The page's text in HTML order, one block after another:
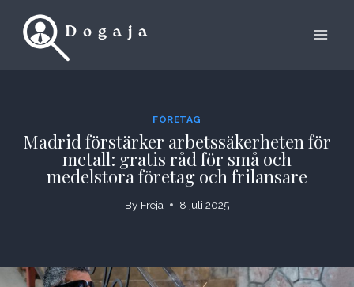
FÖRETAG
Madrid förstärker arbetssäkerheten för
metall: gratis råd för små och
medelstora företag och frilansare
By Freja 8 juli 2025